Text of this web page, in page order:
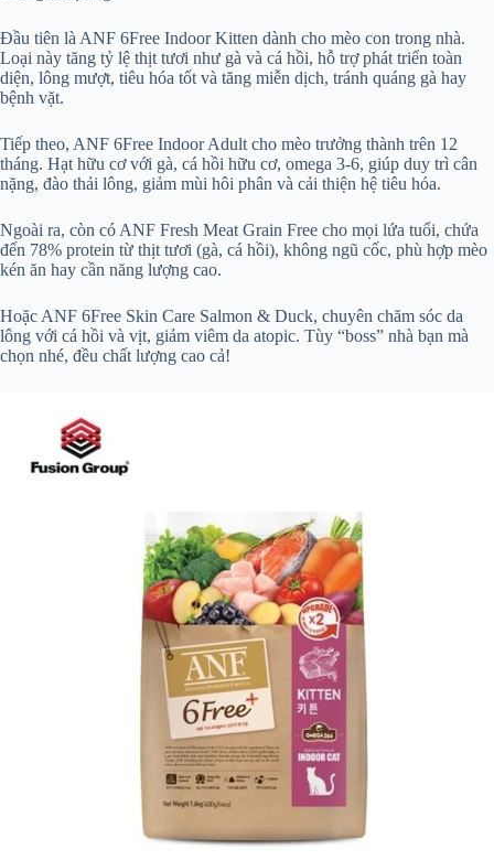
Đầu tiên là ANF 6Free Indoor Kitten dành cho mèo con trong nhà.
Loại này tăng tỷ lệ thịt tươi như gà và cá hồi, hỗ trợ phát triển toàn
diện, lông mượt, tiêu hóa tốt và tăng miễn dịch, tránh quáng gà hay
bệnh vặt.
Tiếp theo, ANF 6Free Indoor Adult cho mèo trưởng thành trên 12
tháng. Hạt hữu cơ với gà, cá hồi hữu cơ, omega 3-6, giúp duy trì cân
nặng, đào thải lông, giảm mùi hôi phân và cải thiện hệ tiêu hóa.
Ngoài ra, còn có ANF Fresh Meat Grain Free cho mọi lứa tuổi, chứa
đến 78% protein từ thịt tươi (gà, cá hồi), không ngũ cốc, phù hợp mèo
kén ăn hay cần năng lượng cao.
Hoặc ANF 6Free Skin Care Salmon & Duck, chuyên chăm sóc da
lông với cá hồi và vịt, giảm viêm da atopic. Tùy “boss” nhà bạn mà
chọn nhé, đều chất lượng cao cả!